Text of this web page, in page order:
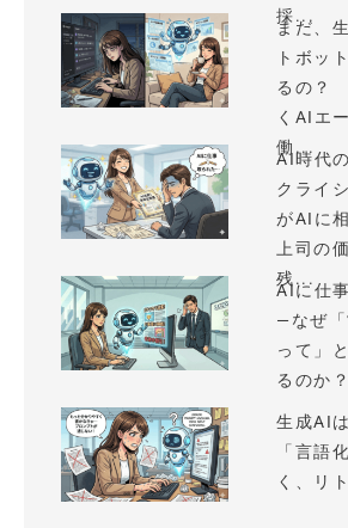
採...
まだ、
トボッ
るの？
くAIエ
働...
AI時代
クライ
がAIに
上司の
残...
AIに仕
—なぜ
って」
るのか？
生成AI
「言語
く、リ